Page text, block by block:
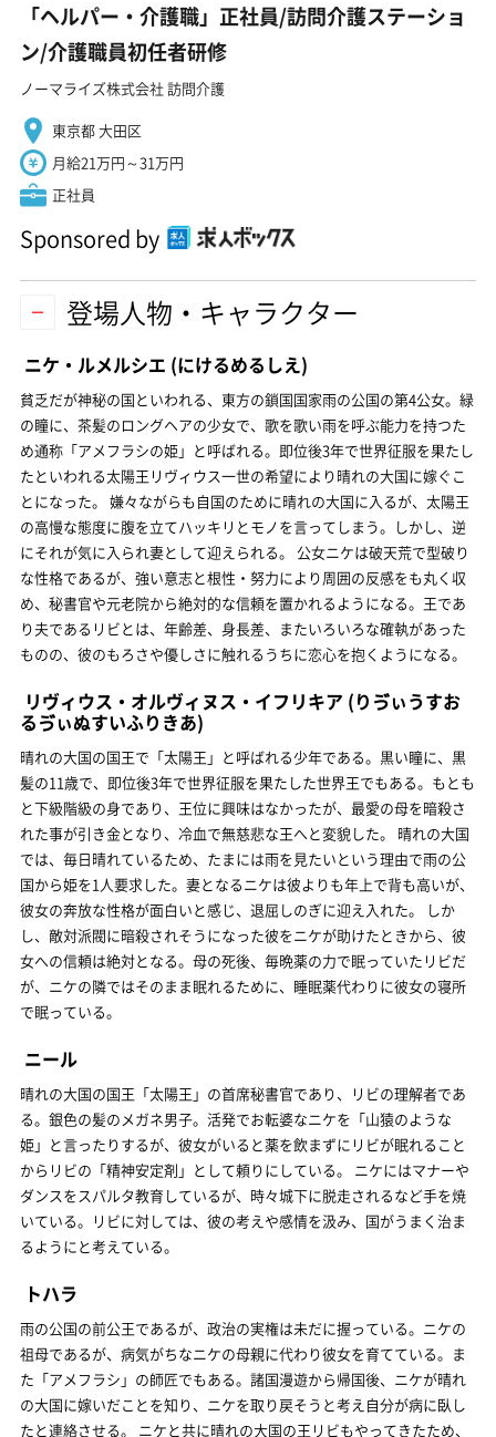
「ヘルパー・介護職」正社員/訪問介護ステーショ
ン/介護職員初任者研修
ノーマライズ株式会社 訪問介護
東京都 大田区
月給21万円～31万円
正社員
Sponsored by
登場人物・キャラクター
ニケ・ルメルシエ (にけるめるしえ)
貧乏だが神秘の国といわれる、東方の鎖国国家雨の公国の第4公女。緑
の瞳に、茶髪のロングヘアの少女で、歌を歌い雨を呼ぶ能力を持つた
め通称「アメフラシの姫」と呼ばれる。即位後3年で世界征服を果たし
たといわれる太陽王リヴィウス一世の希望により晴れの大国に嫁ぐこ
とになった。 嫌々ながらも自国のために晴れの大国に入るが、太陽王
の高慢な態度に腹を立てハッキリとモノを言ってしまう。しかし、逆
にそれが気に入られ妻として迎えられる。 公女ニケは破天荒で型破り
な性格であるが、強い意志と根性・努力により周囲の反感をも丸く収
め、秘書官や元老院から絶対的な信頼を置かれるようになる。王であ
り夫であるリビとは、年齢差、身長差、またいろいろな確執があった
ものの、彼のもろさや優しさに触れるうちに恋心を抱くようになる。
リヴィウス・オルヴィヌス・イフリキア (りゔぃうすお
るゔぃぬすいふりきあ)
晴れの大国の国王で「太陽王」と呼ばれる少年である。黒い瞳に、黒
髪の11歳で、即位後3年で世界征服を果たした世界王でもある。もとも
と下級階級の身であり、王位に興味はなかったが、最愛の母を暗殺さ
れた事が引き金となり、冷血で無慈悲な王へと変貌した。 晴れの大国
では、毎日晴れているため、たまには雨を見たいという理由で雨の公
国から姫を1人要求した。妻となるニケは彼よりも年上で背も高いが、
彼女の奔放な性格が面白いと感じ、退屈しのぎに迎え入れた。 しか
し、敵対派閥に暗殺されそうになった彼をニケが助けたときから、彼
女への信頼は絶対となる。母の死後、毎晩薬の力で眠っていたリビだ
が、ニケの隣ではそのまま眠れるために、睡眠薬代わりに彼女の寝所
で眠っている。
ニール
晴れの大国の国王「太陽王」の首席秘書官であり、リビの理解者であ
る。銀色の髪のメガネ男子。活発でお転婆なニケを「山猿のような
姫」と言ったりするが、彼女がいると薬を飲まずにリビが眠れること
からリビの「精神安定剤」として頼りにしている。 ニケにはマナーや
ダンスをスパルタ教育しているが、時々城下に脱走されるなど手を焼
いている。リビに対しては、彼の考えや感情を汲み、国がうまく治ま
るようにと考えている。
トハラ
雨の公国の前公王であるが、政治の実権は未だに握っている。ニケの
祖母であるが、病気がちなニケの母親に代わり彼女を育てている。ま
た「アメフラシ」の師匠でもある。諸国漫遊から帰国後、ニケが晴れ
の大国に嫁いだことを知り、ニケを取り戻そうと考え自分が病に臥し
たと連絡させる。 ニケと共に晴れの大国の王リビもやってきたため、